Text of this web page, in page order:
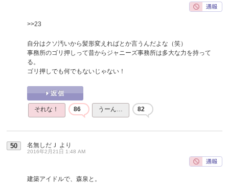
>>23
自分はクソ汚いから髪形変えればとか言うんだよな（笑）
事務所のゴリ押しって昔からジャニーズ事務所は多大な力を持って
る。
ゴリ押しでも何でもないじゃない！
それな！ 86 うーん… 82
50 名無しだＪ より
2016年2月21日 1:48 AM
建築アイドルで、森泉と。